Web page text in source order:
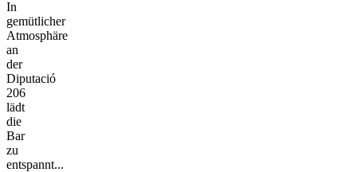
In
gemütlicher
Atmosphäre
an
der
Diputació
206
lädt
die
Bar
zu
entspannt...